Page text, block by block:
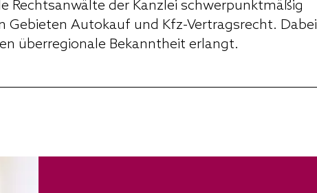
Rechtsanwälte der Kanzlei schwerpunktmäßig
Gebieten Autokauf und Kfz-Vertragsrecht. Dabei
überregionale Bekanntheit erlangt.